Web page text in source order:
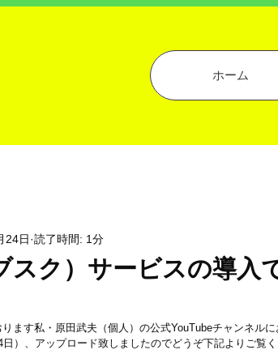
ホーム
スク）サービスの導入
24日 読了時間: 1分
ます私・原田武夫（個人）の公式YouTubeチャンネル
）、アップロード致しましたのでどうぞ下記よりご覧く